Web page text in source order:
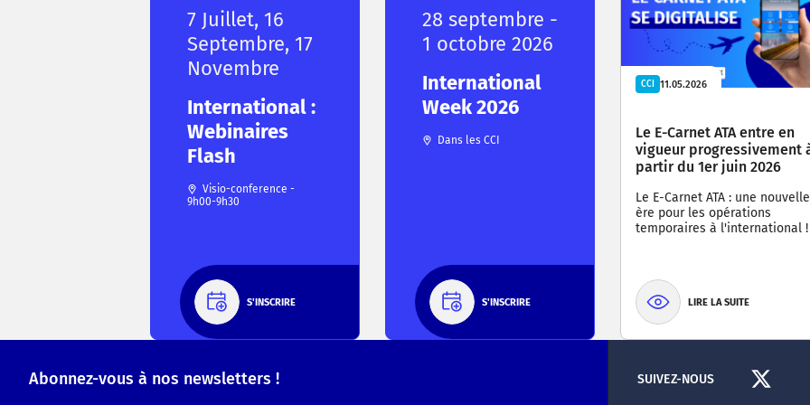
7 Juillet, 16
Septembre, 17
Novembre
International :
Webinaires
Flash
Visio-conference -
9h00-9h30
S'INSCRIRE
28 septembre -
1 octobre 2026
International
Week 2026
Dans les CCI
S'INSCRIRE
CCI 11.05.2026
Le E-Carnet ATA entre en
vigueur progressivement
partir du 1er juin 2026
Le E-Carnet ATA : une nouvelle
ère pour les opérations
temporaires à l'international !
LIRE LA SUITE
Abonnez-vous à nos newsletters ! SUIVEZ-NOUS